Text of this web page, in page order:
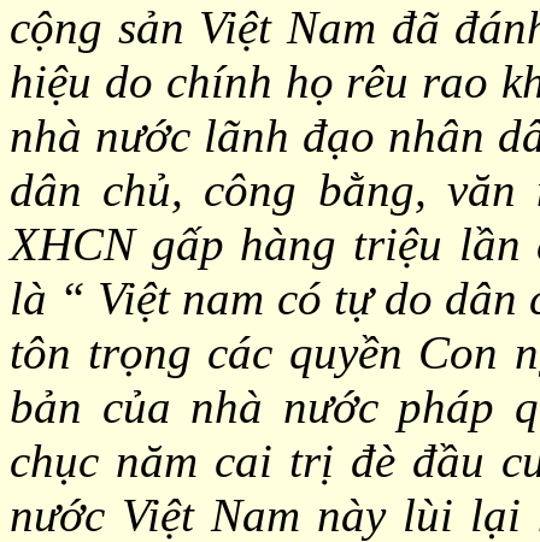
cộng sản Việt Nam đã
hiệu do chính họ rêu rao
nhà nước lãnh đạo nhân
dân chủ, công bằng,
XHCN gấp hàng triệu
là “ Việt nam có tự do
tôn trọng các quyền Con
bản của nhà nước pháp
chục năm cai trị đè đầu
nước Việt Nam này lùi lại